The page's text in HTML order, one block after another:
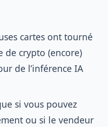
cartes ont tourné
de crypto (encore)
de l’inférence IA
si vous pouvez
ou si le vendeur